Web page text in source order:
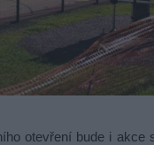
otevření bude i akce